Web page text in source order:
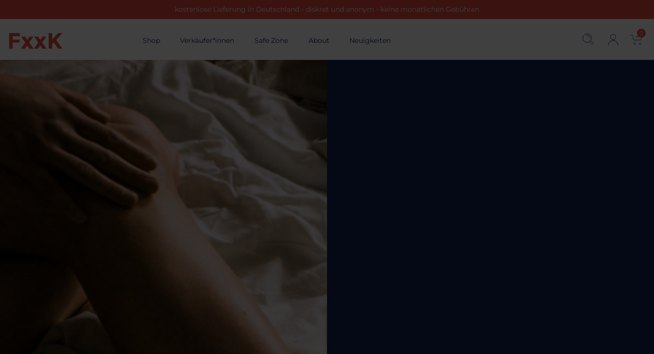
kostenlose Lieferung in Deutschland - diskret und anonym - keine monatlichen Gebühren
Shop Verkäufer*innen Safe Zone About Neuigkeiten
0